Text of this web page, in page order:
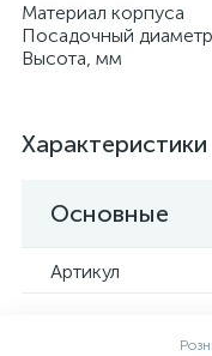
Материал корпуса
Посадочный
Высота, мм
Характеристики
Основные
Артикул